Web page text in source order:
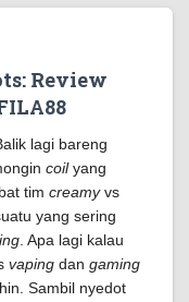
Review
lagi bareng
coilyang
tim creamyvs
yang sering
. Apa lagi kalau
vaping dan gaming
Sambil nyedot